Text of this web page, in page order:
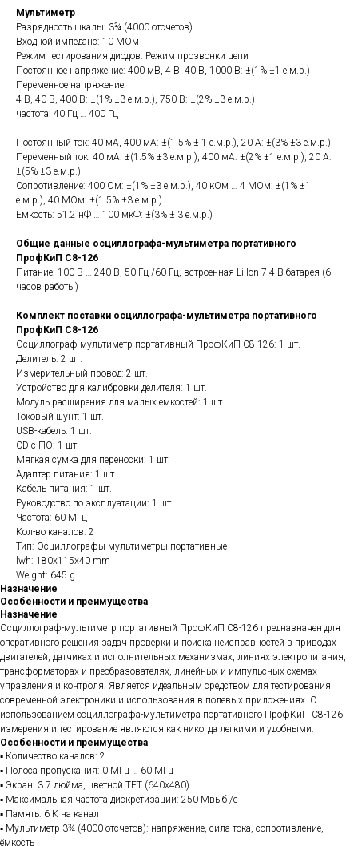
Мультиметр
Разрядность шкалы: 3¾ (4000 отсчетов)
Входной импеданс: 10 МОм
Режим тестирования диодов: Режим прозвонки цепи
Постоянное напряжение: 400 мВ, 4 В, 40 В, 1000 В: ±(1% ±1 е.м.р.)
Переменное напряжение:
4 В, 40 В, 400 В: ±(1% ±3 е.м.р.), 750 В: ±(2% ±3 е.м.р.)
частота: 40 Гц … 400 Гц
Постоянный ток: 40 мА, 400 мА: ±(1.5% ± 1 е.м.р.), 20 А: ±(3% ±3 е.м.р.)
Переменный ток: 40 мА: ±(1.5% ±3 е.м.р.), 400 мА: ±(2% ±1 е.м.р.), 20 А:
±(5% ±3 е.м.р.)
Сопротивление: 400 Ом: ±(1% ±3 е.м.р.), 40 кОм … 4 МОм: ±(1% ±1
е.м.р.), 40 МОм: ±(1.5% ±3 е.м.р.)
Емкость: 51.2 нФ … 100 мкФ: ±(3% ± 3 е.м.р.)
Общие данные осциллографа-мультиметра портативного
ПрофКиП С8-126
Питание: 100 В … 240 В, 50 Гц /60 Гц, встроенная Li-Ion 7.4 В батарея (6
часов работы)
Комплект поставки осциллографа-мультиметра портативного
ПрофКиП С8-126
Осциллограф-мультиметр портативный ПрофКиП С8-126: 1 шт.
Делитель: 2 шт.
Измерительный провод: 2 шт.
Устройство для калибровки делителя: 1 шт.
Модуль расширения для малых емкостей: 1 шт.
Токовый шунт: 1 шт.
USB-кабель: 1 шт.
CD с ПО: 1 шт.
Мягкая сумка для переноски: 1 шт.
Адаптер питания: 1 шт.
Кабель питания: 1 шт.
Руководство по эксплуатации: 1 шт.
Частота: 60 МГц
Кол-во каналов: 2
Тип: Осциллографы-мультиметры портативные
lwh: 180x115x40 mm
Weight: 645 g
Назначение
Особенности и преимущества
Назначение
Осциллограф-мультиметр портативный ПрофКиП С8-126 предназначен для
оперативного решения задач проверки и поиска неисправностей в приводах
двигателей, датчиках и исполнительных механизмах, линиях электропитания,
трансформаторах и преобразователях, линейных и импульсных схемах
управления и контроля. Является идеальным средством для тестирования
современной электроники и использования в полевых приложениях. С
использованием осциллографа-мультиметра портативного ПрофКиП С8-126
измерения и тестирование являются как никогда легкими и удобными.
Особенности и преимущества
▪ Количество каналов: 2
▪ Полоса пропускания: 0 МГц … 60 МГц
▪ Экран: 3.7 дюйма, цветной TFT (640х480)
▪ Максимальная частота дискретизации: 250 Мвыб /с
▪ Память: 6 К на канал
▪ Мультиметр 3¾ (4000 отсчетов): напряжение, сила тока, сопротивление,
ёмкость